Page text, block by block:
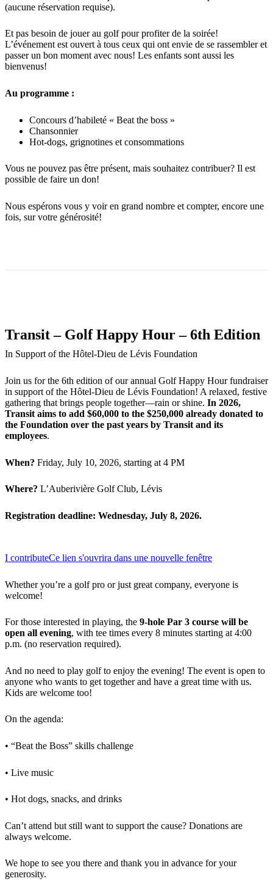
(aucune réservation requise).
Et pas besoin de jouer au golf pour profiter de la soirée!
L’événement est ouvert à tous ceux qui ont envie de se rassembler et
passer un bon moment avec nous! Les enfants sont aussi les
bienvenus!
Au programme :
Concours d’habileté « Beat the boss »
Chansonnier
Hot-dogs, grignotines et consommations
Vous ne pouvez pas être présent, mais souhaitez contribuer? Il est
possible de faire un don!
Nous espérons vous y voir en grand nombre et compter, encore une
fois, sur votre générosité!
Transit – Golf Happy Hour – 6th Edition
In Support of the Hôtel-Dieu de Lévis Foundation
Join us for the 6th edition of our annual Golf Happy Hour fundraiser
in support of the Hôtel-Dieu de Lévis Foundation! A relaxed, festive
gathering that brings people together—rain or shine. In 2026,
Transit aims to add $60,000 to the $250,000 already donated to
the Foundation over the past years by Transit and its
employees.
When? Friday, July 10, 2026, starting at 4 PM
Where? L’Auberivière Golf Club, Lévis
Registration deadline: Wednesday, July 8, 2026.
I contributeCe lien s'ouvrira dans une nouvelle fenêtre
Whether you’re a golf pro or just great company, everyone is
welcome!
For those interested in playing, the 9-hole Par 3 course will be
open all evening, with tee times every 8 minutes starting at 4:00
p.m. (no reservation required).
And no need to play golf to enjoy the evening! The event is open to
anyone who wants to get together and have a great time with us.
Kids are welcome too!
On the agenda:
• “Beat the Boss” skills challenge
• Live music
• Hot dogs, snacks, and drinks
Can’t attend but still want to support the cause? Donations are
always welcome.
We hope to see you there and thank you in advance for your
generosity.